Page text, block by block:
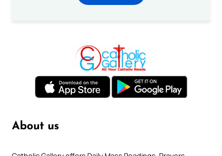
About us